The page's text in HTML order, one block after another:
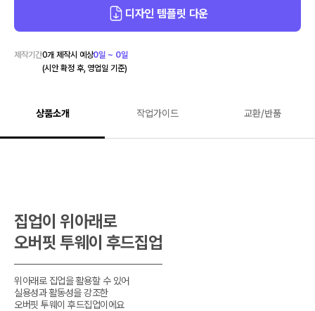
디자인 템플릿 다운
제작기간0개 제작시 예상0일 ~ 0일
(시안 확정 후, 영업일 기준)
상품소개 작업가이드 교환/반품
집업이 위아래로
오버핏 투웨이 후드집업
위아래로 집업을 활용할 수 있어
실용성과 활동성을 강조한
오버핏 투웨이 후드집업이에요